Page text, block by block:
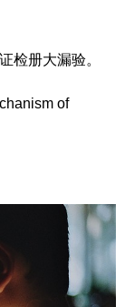
检册大漏验。
of